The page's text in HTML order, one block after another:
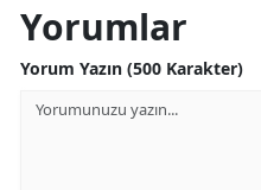
Yorumlar
Yorum Yazın (500 Karakter)